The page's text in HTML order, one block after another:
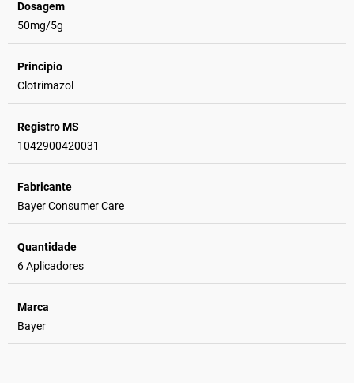
Dosagem
50mg/5g
Principio
Clotrimazol
Registro MS
1042900420031
Fabricante
Bayer Consumer Care
Quantidade
6 Aplicadores
Marca
Bayer